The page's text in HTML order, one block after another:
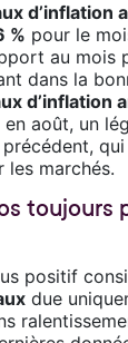
d’inflation
% pour le
au mois
dans la
d’inflation
en août, un
les marchés.
toujours
positif
due